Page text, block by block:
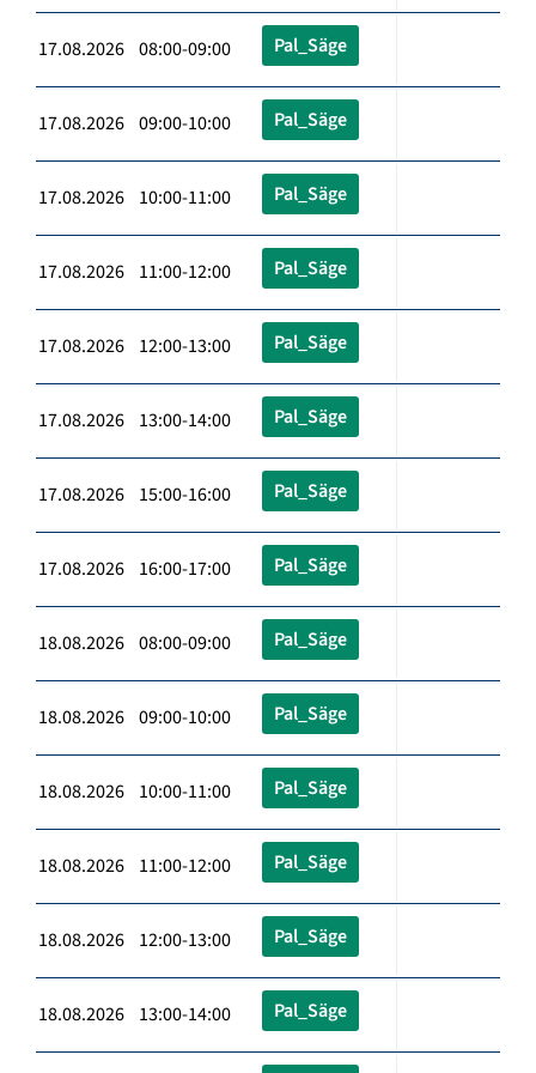
17.08.2026 08:00-09:00 Pal_Säge
17.08.2026 09:00-10:00 Pal_Säge
17.08.2026 10:00-11:00 Pal_Säge
17.08.2026 11:00-12:00 Pal_Säge
17.08.2026 12:00-13:00 Pal_Säge
17.08.2026 13:00-14:00 Pal_Säge
17.08.2026 15:00-16:00 Pal_Säge
17.08.2026 16:00-17:00 Pal_Säge
18.08.2026 08:00-09:00 Pal_Säge
18.08.2026 09:00-10:00 Pal_Säge
18.08.2026 10:00-11:00 Pal_Säge
18.08.2026 11:00-12:00 Pal_Säge
18.08.2026 12:00-13:00 Pal_Säge
18.08.2026 13:00-14:00 Pal_Säge